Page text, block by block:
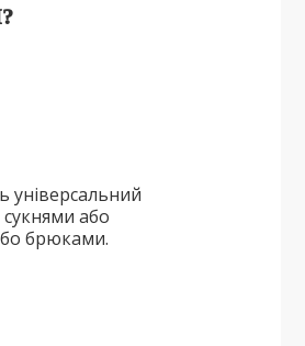
універсальний
або
брюками.